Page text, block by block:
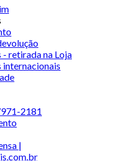
- retirada na Loja
internacionais
2181
|